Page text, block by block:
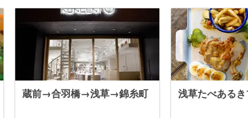
蔵前→合羽橋→浅草→錦糸町 浅草たべある